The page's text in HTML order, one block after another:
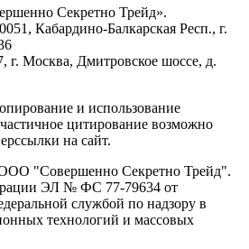
Секретно Трейд».
Кабардино-Балкарская Респ., г.
г. Москва, Дмитровское шоссе, д.
и использование
цитирование возможно
на сайт.
"Совершенно Секретно Трейд".
ЭЛ № ФС 77-79634 от
службой по надзору в
технологий и массовых